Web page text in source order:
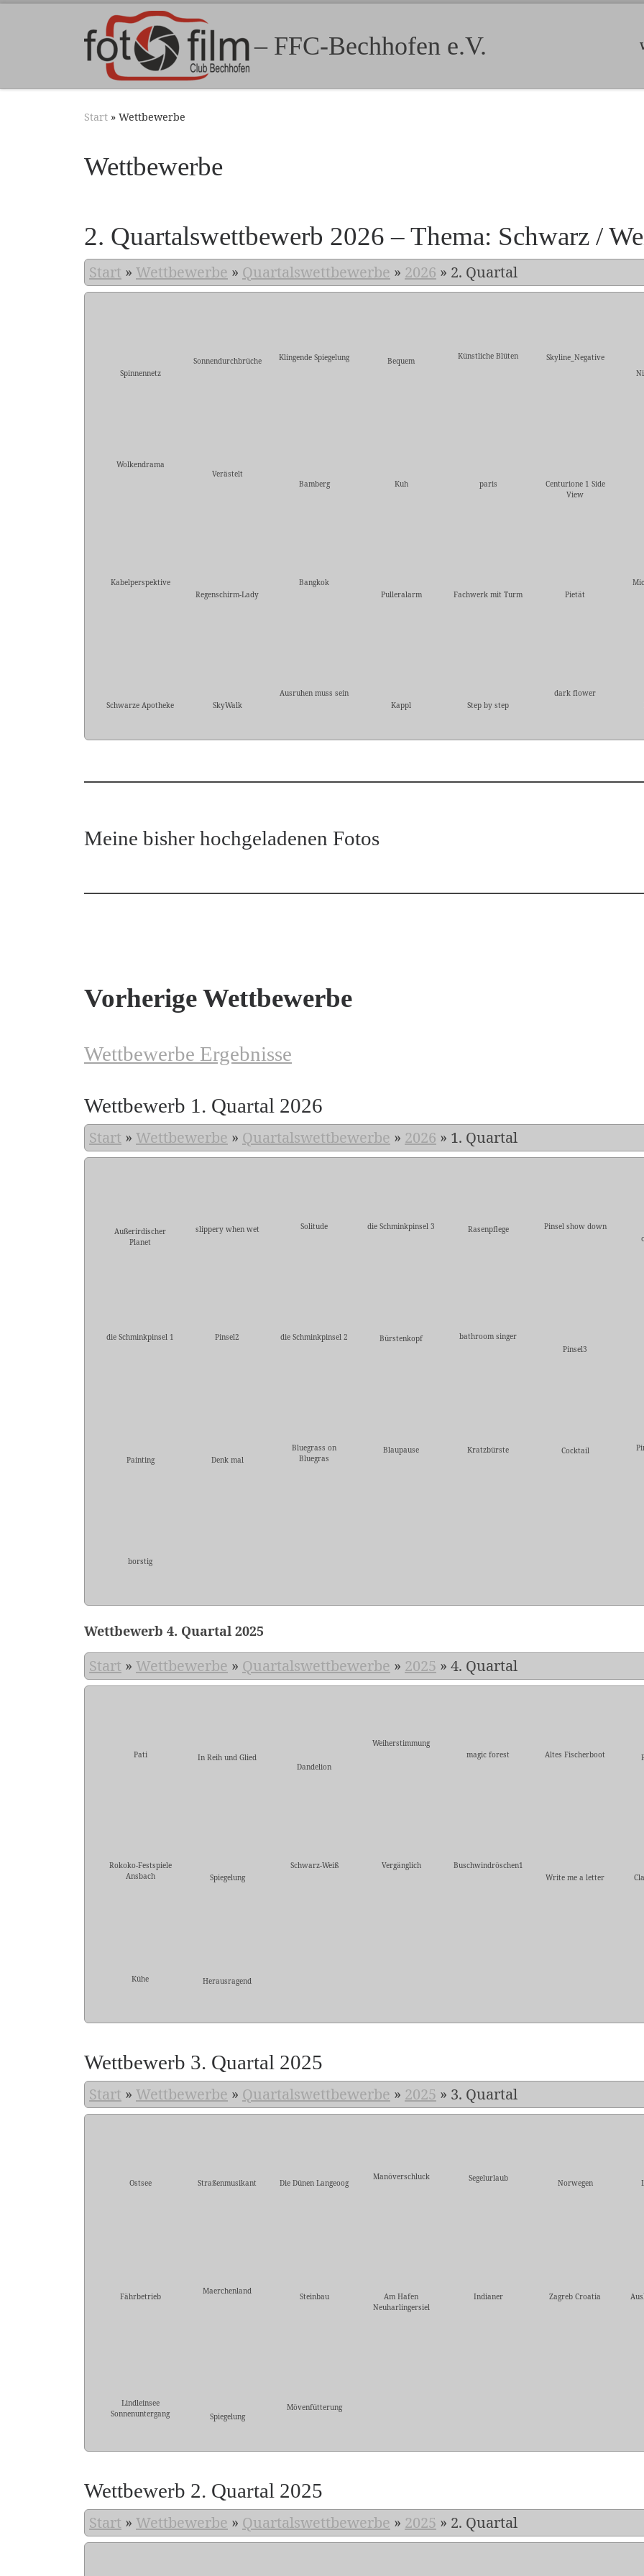
Zum Inhalt springen
– FFC-Bechhofen e.V.
Start » Wettbewerbe
Wettbewerbe
2. Quartalswettbewerb 2026 – Thema: Schwarz /
Start » Wettbewerbe » Quartalswettbewerbe » 2026 » 2. Quartal
Spinnennetz
Sonnendurchbrüche Klingende Spiegelung Bequem Künstliche Blüten
Skyline_Negative
Wolkendrama
Verästelt
Bamberg
Kuh paris
Centurione 1 Side
View
Kabelperspektive
Regenschirm-Lady
Bangkok
Pulleralarm
Fachwerk mit Turm Pietät
Schwarze Apotheke SkyWalk
Ausruhen muss sein
Kappl
Step by step
dark flower
Meine bisher hochgeladenen Fotos
Vorherige Wettbewerbe
Wettbewerbe Ergebnisse
Wettbewerb 1. Quartal 2026
Start » Wettbewerbe » Quartalswettbewerbe » 2026 » 1. Quartal
Außerirdischer
Planet
slippery when wet Solitude die Schminkpinsel 3 Rasenpflege
Pinsel show down
die Schminkpinsel 1 Pinsel2 die Schminkpinsel 2 Bürstenkopf
bathroom singer
Pinsel3
Painting Denk mal
Bluegrass on
Bluegras
Blaupause Kratzbürste Cocktail
borstig
Wettbewerb 4. Quartal 2025
Start » Wettbewerbe » Quartalswettbewerbe » 2025 » 4. Quartal
Pati
In Reih und Glied
Dandelion
Weiherstimmung
magic forest
Altes Fischerboot
Rokoko-Festspiele
Ansbach
Spiegelung
Schwarz-Weiß Vergänglich
Buschwindröschen1
Write me a letter
Kühe Herausragend
Wettbewerb 3. Quartal 2025
Start » Wettbewerbe » Quartalswettbewerbe » 2025 » 3. Quartal
Ostsee Straßenmusikant Die Dünen Langeoog
Manöverschluck Segelurlaub Norwegen
Fährbetrieb
Maerchenland
Steinbau
Am Hafen
Neuharlingersiel
Indianer Zagreb Croatia
Lindleinsee
Sonnenuntergang
Spiegelung
Mövenfütterung
Wettbewerb 2. Quartal 2025
Start » Wettbewerbe » Quartalswettbewerbe » 2025 » 2. Quartal